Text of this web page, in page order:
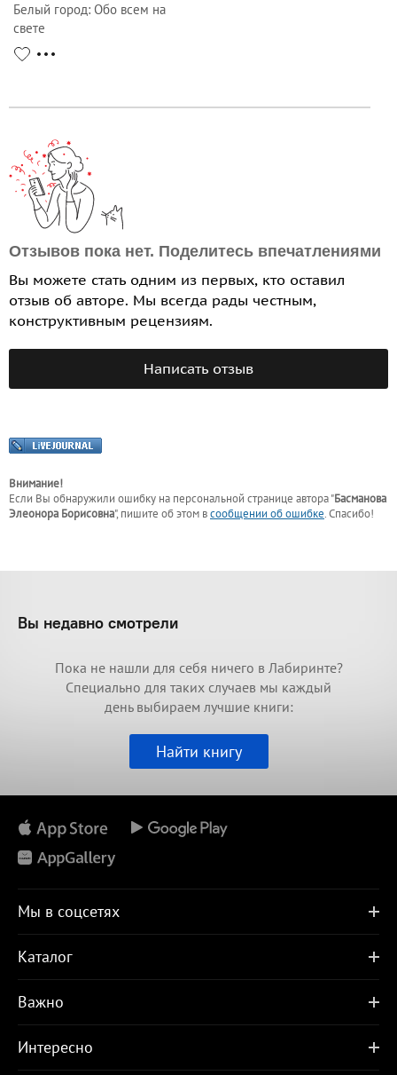
Белый город: Обо всем на
свете
Отзывов пока нет. Поделитесь впечатлениями
Вы можете стать одним из первых, кто оставил
отзыв об авторе. Мы всегда рады честным,
конструктивным рецензиям.
Написать отзыв
Внимание!
Если Вы обнаружили ошибку на персональной странице автора "Басманова
Элеонора Борисовна", пишите об этом всообщении об ошибке. Спасибо!
Вы недавно смотрели
Пока не нашли для себя ничего в Лабиринте?
Специально для таких случаев мы каждый
день выбираем лучшие книги:
Найти книгу
Мы в соцсетях
Каталог
Важно
Интересно